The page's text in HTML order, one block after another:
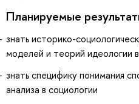
Планируемые
знать историко-
моделей и теорий идеологии
знать специфику понимания
анализа в социологии